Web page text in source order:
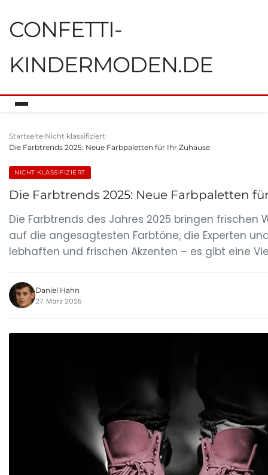
CONFETTI-
KINDERMODEN.DE
Startseite Nicht klassifiziert
Die Farbtrends 2025: Neue Farbpaletten für Ihr Zuhause
NICHT KLASSIFIZIERT
Die Farbtrends 2025: Neue Farbpaletten
Die Farbtrends des Jahres 2025 bringen
auf die angesagtesten Farbtöne, die Experten
lebhaften und frischen Akzenten – es gibt eine
Daniel Hahn
27. März 2025